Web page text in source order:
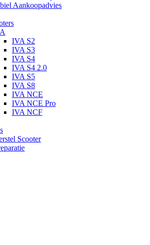
Aankoopadvies
IVA S2
IVA S3
IVA S4
IVA S4 2.0
IVA S5
IVA S8
IVA NCE
IVA NCE Pro
IVA NCF
Scooter